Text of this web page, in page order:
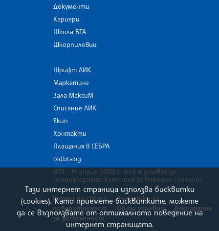
Документи
Кариери
Школа БТА
Шкорпиловци
Шрифт ЛИК
Маркетинг
Зала МаксиМ
Списание ЛИК
Екип
Контакти
Плащания в СЕБРА
old.bta.bg
ВОТ - 19 април 2026 г . ред и условия за
предизборната кампания за Народно събрание
Карта на сайта
Политика за
поверителност
Общи условия
Декларация
за достъпност
Тази интернет страница използва бисквитки
(cookies). Като приемете бисквитките, можете
да се възползвате от оптималното поведение на
интернет страницата.